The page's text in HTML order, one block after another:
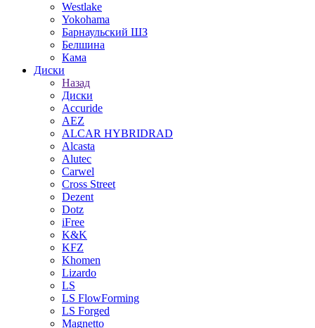
Westlake
Yokohama
Барнаульский ШЗ
Белшина
Кама
Диски
Назад
Диски
Accuride
AEZ
ALCAR HYBRIDRAD
Alcasta
Alutec
Carwel
Cross Street
Dezent
Dotz
iFree
K&K
KFZ
Khomen
Lizardo
LS
LS FlowForming
LS Forged
Magnetto